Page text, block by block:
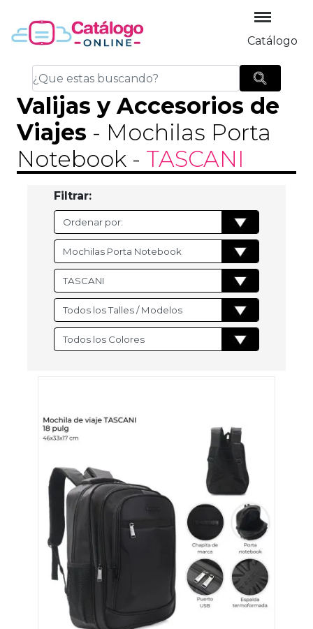
Catálogo
Valijas y Accesorios de
Viajes - Mochilas Porta
Notebook - TASCANI
Filtrar: